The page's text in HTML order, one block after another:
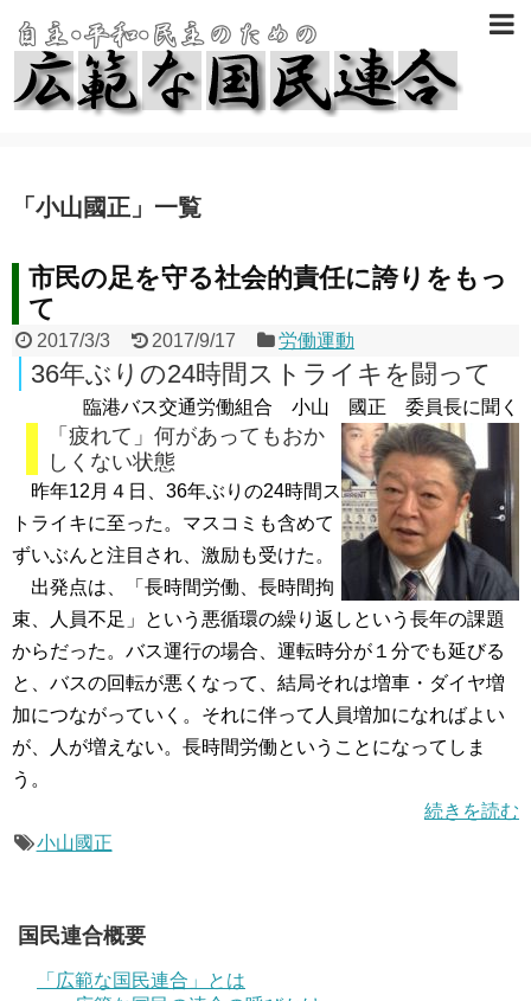
「 小山國正 」 一覧
市民の足を守る社会的責任に誇りをもっ
て
2017/3/3 2017/9/17 労働運動
36年ぶりの24時間ストライキを闘って
臨港バス交通労働組合 小山 國正 委員長に聞く
「疲れて」何があってもおか
しくない状態
昨年12月４日、36年ぶりの24時間ス
トライキに至った。マスコミも含めて
ずいぶんと注目され、激励も受けた。
出発点は、「長時間労働、長時間拘
束、人員不足」という悪循環の繰り返しという長年の課題
からだった。バス運行の場合、運転時分が１分でも延びる
と、バスの回転が悪くなって、結局それは増車・ダイヤ増
加につながっていく。それに伴って人員増加になればよい
が、人が増えない。長時間労働ということになってしま
う。
続きを読む
小山國正
国民連合概要
「広範な国民連合」とは